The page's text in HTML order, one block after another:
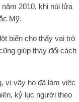
2010, khi núi lửa
Mỹ.
biến cho thấy vai trò
giúp thay đổi cách
vì vậy họ đã làm việc
kỷ lục người theo